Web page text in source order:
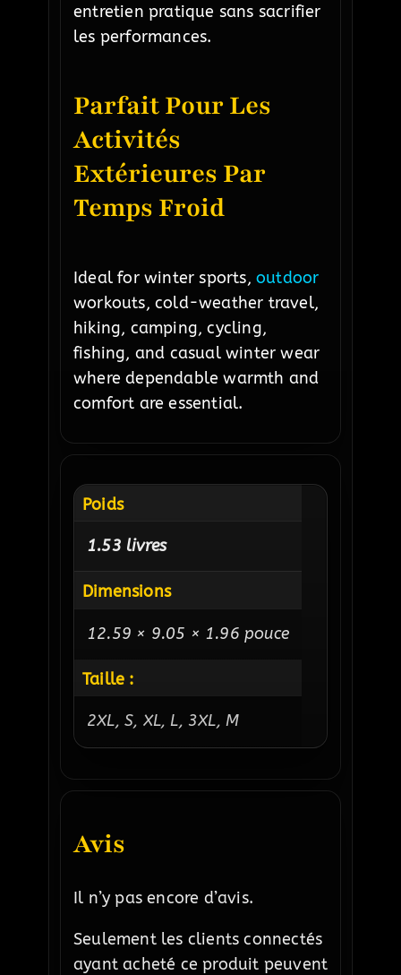
entretien pratique sans sacrifier
les performances.
Parfait Pour Les
Activités
Extérieures Par
Temps Froid
Ideal for winter sports, outdoor
workouts, cold-weather travel,
hiking, camping, cycling,
fishing, and casual winter wear
where dependable warmth and
comfort are essential.
Poids
1.53 livres
Dimensions
12.59 × 9.05 × 1.96 pouce
Taille :
2XL, S, XL, L, 3XL, M
Avis
Il n’y pas encore d’avis.
Seulement les clients connectés
ayant acheté ce produit peuvent